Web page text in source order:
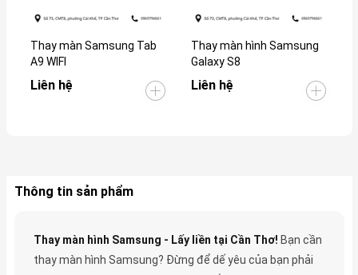
Thay màn Samsung Tab
A9 WIFI
Liên hệ
Thay màn hình Samsung
Galaxy S8
Liên hệ
Thông tin sản phẩm
Thay màn hình Samsung - Lấy liền tại Cần Thơ! Bạn cần
thay màn hình Samsung? Đừng để dế yêu của bạn phải